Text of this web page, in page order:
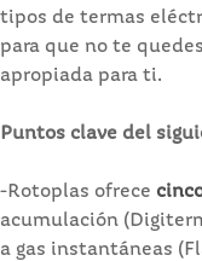
tipos de termas
para que no te
apropiada para ti.
Puntos clave del
-Rotoplas ofrece
acumulación
a gas instantáneas